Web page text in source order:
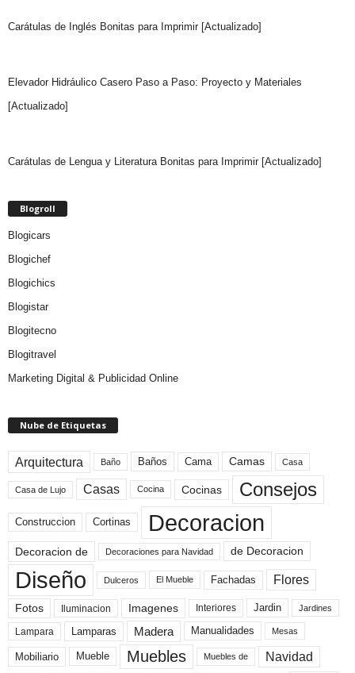
Carátulas de Inglés Bonitas para Imprimir [Actualizado]
Elevador Hidráulico Casero Paso a Paso: Proyecto y Materiales
[Actualizado]
Carátulas de Lengua y Literatura Bonitas para Imprimir [Actualizado]
Blogroll
Blogicars
Blogichef
Blogichics
Blogistar
Blogitecno
Blogitravel
Marketing Digital & Publicidad Online
Nube de Etiquetas
Arquitectura Baño Baños Cama Camas Casa
Casa de Lujo Casas Cocina Cocinas Consejos
Construccion Cortinas Decoracion
Decoracion de Decoraciones para Navidad de Decoracion
Diseño Dulceros El Mueble Fachadas Flores
Fotos Iluminacion Imagenes Interiores Jardin Jardines
Lampara Lamparas Madera Manualidades Mesas
Mobiliario Mueble Muebles Muebles de Navidad